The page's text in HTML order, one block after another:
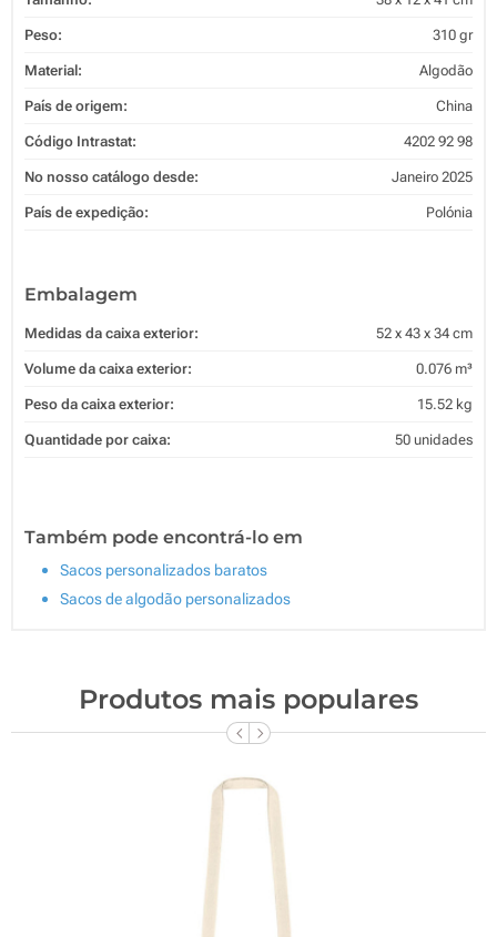
Peso: 310 gr
Material: Algodão
País de origem: China
Código Intrastat: 4202 92 98
No nosso catálogo desde: Janeiro 2025
País de expedição: Polónia
Embalagem
Medidas da caixa exterior: 52 x 43 x 34 cm
Volume da caixa exterior: 0.076 m³
Peso da caixa exterior: 15.52 kg
Quantidade por caixa: 50 unidades
Também pode encontrá-lo em
Sacos personalizados baratos
Sacos de algodão personalizados
Produtos mais populares